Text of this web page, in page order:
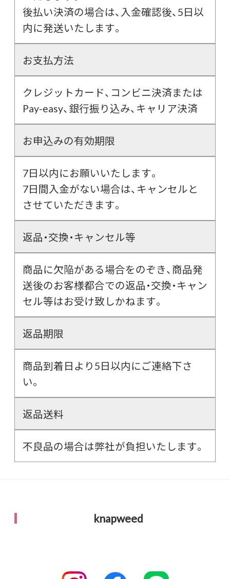
後払い決済の場合は、入金確認後、5日以
内に発送いたします。
お支払方法
クレジットカード、コンビニ決済または
Pay-easy、銀行振り込み、キャリア決済
お申込みの有効期限
7日以内にお願いいたします。
7日間入金がない場合は、キャンセルと
させていただきます。
返品・交換・キャンセル等
商品に欠陥がある場合をのぞき、商品発
送後のお客様都合での返品・交換・キャン
セル等はお受け致しかねます。
返品期限
商品到着日より5日以内にご連絡下さ
い。
返品送料
不良品の場合は弊社が負担いたします。
knapweed